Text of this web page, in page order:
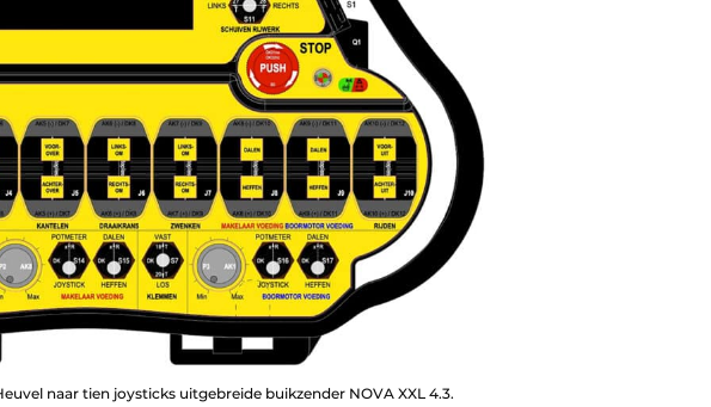
naar tien joysticks uitgebreide buikzender NOVA XXL 4.3.